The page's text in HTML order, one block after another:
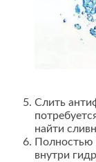
Слить
найти
Полностью
внутри